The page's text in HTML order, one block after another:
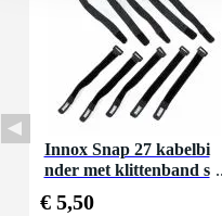
Innox Snap 27 kabelbi
nder met klittenband s
€ 5,50